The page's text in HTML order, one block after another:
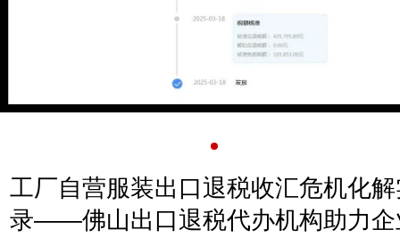
工厂自营服装出口退税收汇危机化
录——佛山出口退税代办机构助力企